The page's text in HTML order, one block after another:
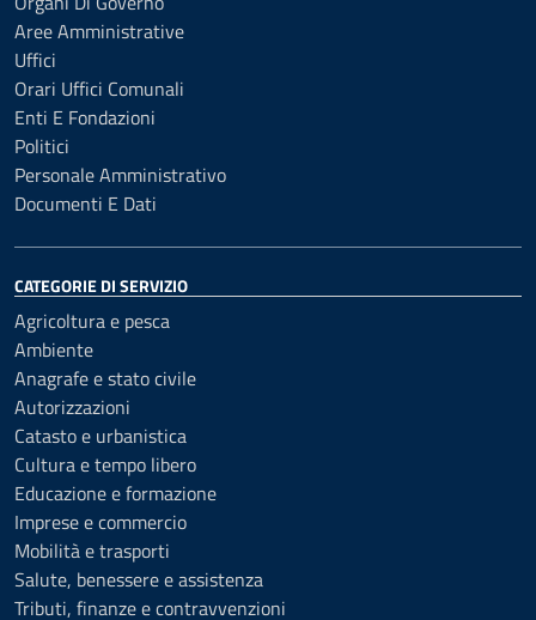
Aree Amministrative
Uffici
Orari Uffici Comunali
Enti E Fondazioni
Politici
Personale Amministrativo
Documenti E Dati
CATEGORIE DI SERVIZIO
Agricoltura e pesca
Ambiente
Anagrafe e stato civile
Autorizzazioni
Catasto e urbanistica
Cultura e tempo libero
Educazione e formazione
Imprese e commercio
Mobilità e trasporti
Salute, benessere e assistenza
Tributi, finanze e contravvenzioni